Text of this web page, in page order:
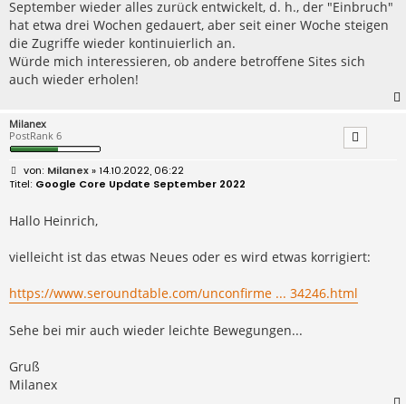
g
September wieder alles zurück entwickelt, d. h., der "Einbruch"
hat etwa drei Wochen gedauert, aber seit einer Woche steigen
die Zugriffe wieder kontinuierlich an.
Würde mich interessieren, ob andere betroffene Sites sich
auch wieder erholen!
Milanex
PostRank 6
B
e
r
a
Milanex» 14.10.2022, 06:22
Google Core Update September 2022
Hallo Heinrich,
vielleicht ist das etwas Neues oder es wird etwas korrigiert:
https://www.seroundtable.com/unconfirme ... 34246.html
Sehe bei mir auch wieder leichte Bewegungen...
Gruß
Milanex